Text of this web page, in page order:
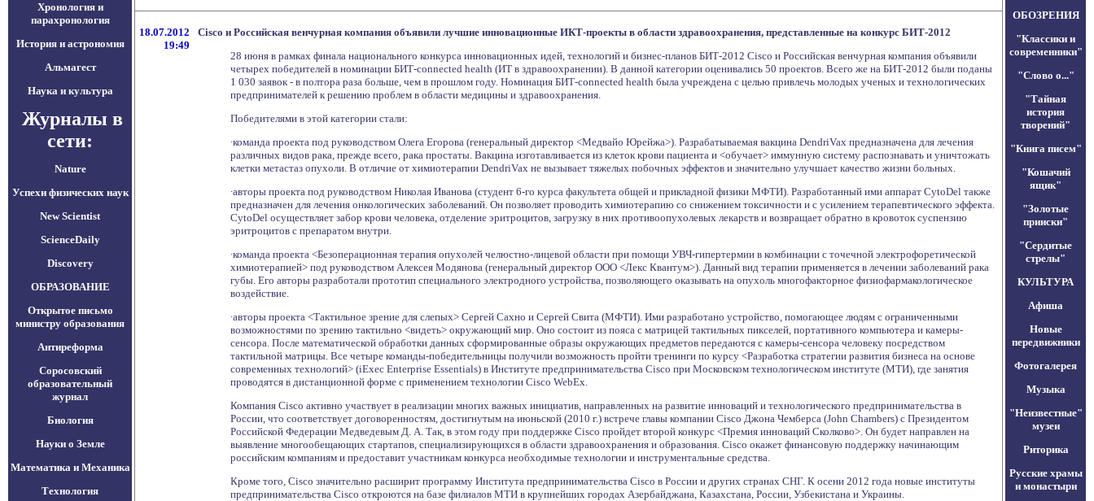
Хронология и
парахронология
История и астрономия
Альмагест
Наука и культура
Журналы в
сети:
Nature
Успехи физических наук
New Scientist
ScienceDaily
Discovery
ОБРАЗОВАНИЕ
Открытое письмо
министру образования
Антиреформа
Соросовский
образовательный
журнал
Биология
Науки о Земле
Математика и Механика
Технология
18.07.2012
19:49
Cisco и Российская венчурная компания объявили лучшие инновационные ИКТ-проекты в области здравоохранения, представленные на конкурс БИТ-2012
28 июня в рамках финала национального конкурса инновационных идей, технологий и бизнес-планов БИТ-2012 Cisco и Российская венчурная компания объявили
четырех победителей в номинации БИТ-connected health (ИТ в здравоохранении). В данной категории оценивались 50 проектов. Всего же на БИТ-2012 были поданы
1 030 заявок - в полтора раза больше, чем в прошлом году. Номинация БИТ-connected health была учреждена с целью привлечь молодых ученых и технологических
предпринимателей к решению проблем в области медицины и здравоохранения.
Победителями в этой категории стали:
∙команда проекта под руководством Олега Егорова (генеральный директор <Медвайо Юрейжа>). Разрабатываемая вакцина DendriVax предназначена для лечения
различных видов рака, прежде всего, рака простаты. Вакцина изготавливается из клеток крови пациента и <обучает> иммунную систему распознавать и уничтожать
клетки метастаз опухоли. В отличие от химиотерапии DendriVax не вызывает тяжелых побочных эффектов и значительно улучшает качество жизни больных.
∙авторы проекта под руководством Николая Иванова (студент 6-го курса факультета общей и прикладной физики МФТИ). Разработанный ими аппарат CytoDel также
предназначен для лечения онкологических заболеваний. Он позволяет проводить химиотерапию со снижением токсичности и с усилением терапевтического эффекта.
CytoDel осуществляет забор крови человека, отделение эритроцитов, загрузку в них противоопухолевых лекарств и возвращает обратно в кровоток суспензию
эритроцитов с препаратом внутри.
∙команда проекта <Безоперационная терапия опухолей челюстно-лицевой области при помощи УВЧ-гипертермии в комбинации с точечной электрофоретической
химиотерапией> под руководством Алексея Модянова (генеральный директор ООО <Лекс Квантум>). Данный вид терапии применяется в лечении заболеваний рака
губы. Его авторы разработали прототип специального электродного устройства, позволяющего оказывать на опухоль многофакторное физиофармакологическое
воздействие.
∙авторы проекта <Тактильное зрение для слепых> Сергей Сахно и Сергей Свита (МФТИ). Ими разработано устройство, помогающее людям с ограниченными
возможностями по зрению тактильно <видеть> окружающий мир. Оно состоит из пояса с матрицей тактильных пикселей, портативного компьютера и камеры-
сенсора. После математической обработки данных сформированные образы окружающих предметов передаются с камеры-сенсора человеку посредством
тактильной матрицы. Все четыре команды-победительницы получили возможность пройти тренинги по курсу <Разработка стратегии развития бизнеса на основе
современных технологий> (iExec Enterprise Essentials) в Институте предпринимательства Cisco при Московском технологическом институте (МТИ), где занятия
проводятся в дистанционной форме с применением технологии Cisco WebEx.
Компания Cisco активно участвует в реализации многих важных инициатив, направленных на развитие инноваций и технологического предпринимательства в
России, что соответствует договоренностям, достигнутым на июньской (2010 г.) встрече главы компании Cisco Джона Чемберса (John Chambers) с Президентом
Российской Федерации Медведевым Д. А. Так, в этом году при поддержке Cisco пройдет второй конкурс <Премия инноваций Сколково>. Он будет направлен на
выявление многообещающих стартапов, специализирующихся в области здравоохранения и образования. Cisco окажет финансовую поддержку начинающим
российским компаниям и предоставит участникам конкурса необходимые технологии и инструментальные средства.
Кроме того, Cisco значительно расширит программу Института предпринимательства Cisco в России и других странах СНГ. К осени 2012 года новые институты
предпринимательства Cisco откроются на базе филиалов МТИ в крупнейших городах Азербайджана, Казахстана, России, Узбекистана и Украины.
ОБОЗРЕНИЯ
"Классики и
современники"
"Слово о..."
"Тайная
история
творений"
"Книга писем"
"Кошачий
ящик"
"Золотые
прииски"
"Сердитые
стрелы"
КУЛЬТУРА
Афиша
Новые
передвижники
Фотогалерея
Музыка
"Неизвестные"
музеи
Риторика
Русские храмы
и монастыри